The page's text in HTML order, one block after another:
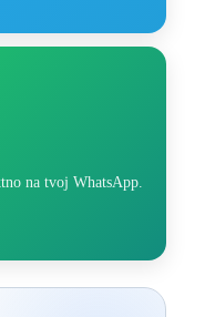
na tvoj WhatsApp.